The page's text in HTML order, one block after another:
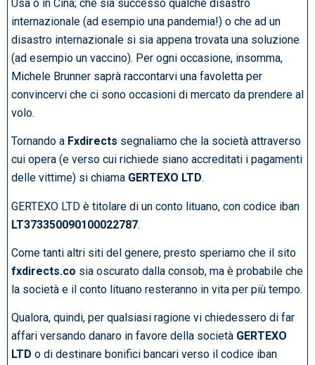
Usa o in Cina; che sia successo qualche disastro
internazionale (ad esempio una pandemia!) o che ad un
disastro internazionale si sia appena trovata una soluzione
(ad esempio un vaccino). Per ogni occasione, insomma,
Michele Brunner saprà raccontarvi una favoletta per
convincervi che ci sono occasioni di mercato da prendere al
volo.
Tornando a Fxdirects segnaliamo che la società attraverso
cui opera (e verso cui richiede siano accreditati i pagamenti
delle vittime) si chiama GERTEXO LTD.
GERTEXO LTD è titolare di un conto lituano, con codice iban
LT373350090100022787.
Come tanti altri siti del genere, presto speriamo che il sito
fxdirects.co sia oscurato dalla consob, ma è probabile che
la società e il conto lituano resteranno in vita per più tempo.
Qualora, quindi, per qualsiasi ragione vi chiedessero di far
affari versando danaro in favore della società GERTEXO
LTD o di destinare bonifici bancari verso il codice iban